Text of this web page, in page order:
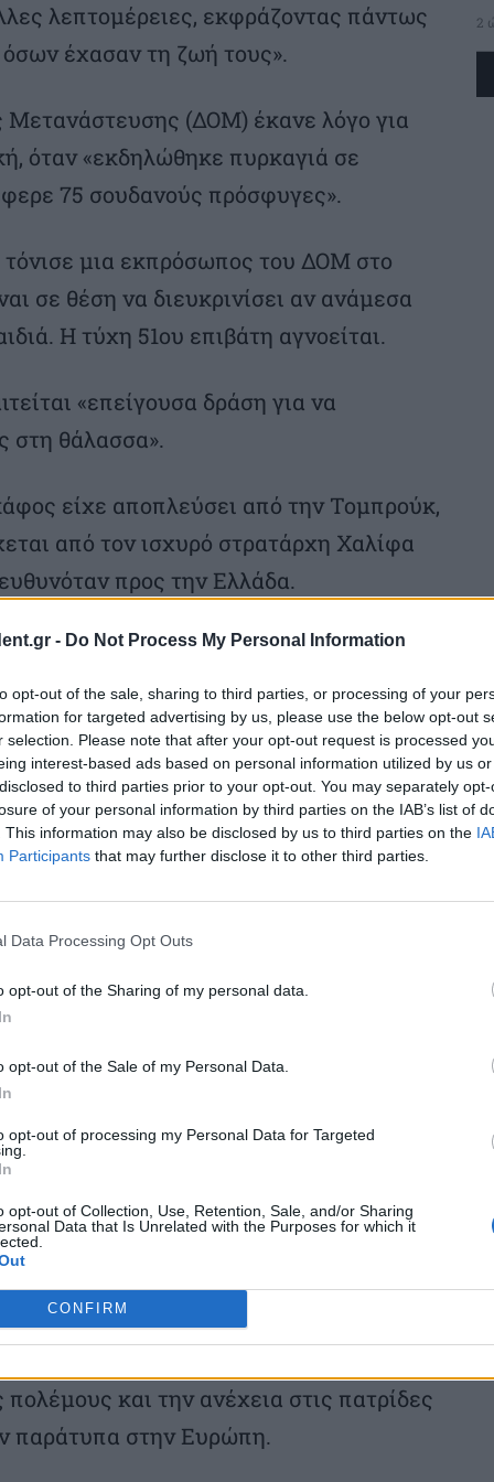
- Do Not Process My Personal Information
opt-out of the sale, sharing to third parties, or processing of your
for targeted advertising by us, please use the below opt-out
selection. Please note that after your opt-out request is processed
interest-based ads based on personal information utilized by us
to third parties prior to your opt-out. You may separately
of your personal information by third parties on the IAB’s list of
This information may also be disclosed by us to third parties on the
Participants that may further disclose it to other third parties.
Data Processing Opt Outs
opt-out of the Sharing of my personal data.
opt-out of the Sale of my Personal Data.
opt-out of processing my Personal Data for Targeted
opt-out of Collection, Use, Retention, Sale, and/or Sharing
Data that Is Unrelated with the Purposes for which it
CONFIRM
λεπτομέρειες, εκφράζοντας πάντως
όσων έχασαν τη ζωή τους».
Μετανάστευσης (ΔΟΜ) έκανε λόγο για
όταν «εκδηλώθηκε πυρκαγιά σε
75 σουδανούς πρόσφυγες».
μια εκπρόσωπος του ΔΟΜ στο
σε θέση να διευκρινίσει αν ανάμεσα
Η τύχη 51ου επιβάτη αγνοείται.
«επείγουσα δράση για να
στη θάλασσα».
είχε αποπλεύσει από την Τομπρούκ,
από τον ισχυρό στρατάρχη Χαλίφα
προς την Ελλάδα.
δεν κάνει ουσιαστικά ποτέ
έρευνας και διάσωσης στην
που έδωσε τη ζωή 24 ανθρώπων
μέρος του συστήματος του
μεταφέρθηκαν «σε
456 άνθρωποι έχασαν τη
αγνοούμενοι κατά μήκος της
κεντρικής Μεσογείου, που θεωρείται
η αντιπροσωπεία του ΔΟΜ στη
17.402 μετανάστες
στο έδαφος της Λιβύης,
παιδιά, σύμφωνα με την ίδια πηγή.
κόμβους διέλευσης των
από την υποσαχάρια Αφρική, που
και την ανέχεια στις πατρίδες
παράτυπα στην Ευρώπη.
2